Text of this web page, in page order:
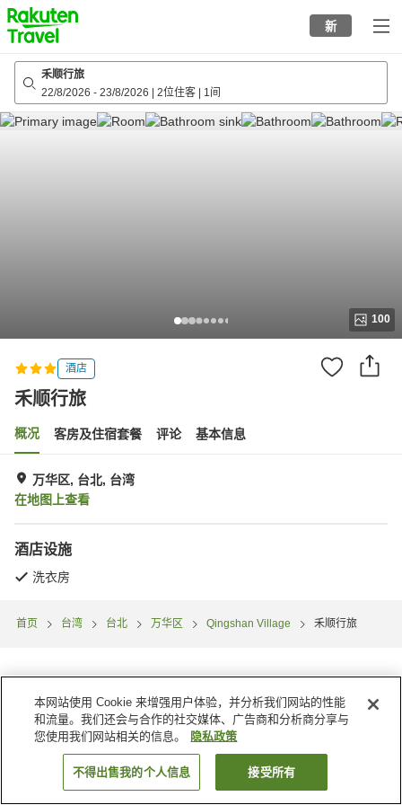
to
top
page
新
禾顺行旅
22/8/2026 - 23/8/2026 2位住客 1间
100
酒店
禾顺行旅
概况 客房及住宿套餐 评论 基本信息
万华区, 台北, 台湾
在地图上查看
酒店设施
洗衣房
首页 台湾 台北 万华区 Qingshan Village 禾顺行旅
搜索客房
本网站使用 Cookie 来增强用户体验，并分析我们网站的性能
和流量。我们还会与合作的社交媒体、广告商和分析商分享与
您使用我们网站相关的信息。
隐私政策
不得出售我的个人信息 接受所有